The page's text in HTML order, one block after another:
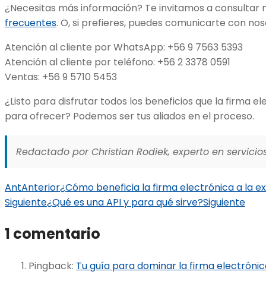
¿Necesitas más información? Te invitamos a
frecuentes. O, si prefieres, puedes comunicarte con
Atención al cliente por WhatsApp: +56 9 7563 5393
Atención al cliente por teléfono: +56 2 3378 0591
Ventas: +56 9 5710 5453
¿Listo para disfrutar todos los beneficios que la firma
para ofrecer? Podemos ser tus aliados en el proceso.
Redactado por Christian Rodiek, experto en
AntAnterior¿Cómo beneficia la firma electrónica a la
Siguiente¿Qué es una API y para qué sirve?Siguiente
1 comentario
Pingback: Tu guía para dominar la firma